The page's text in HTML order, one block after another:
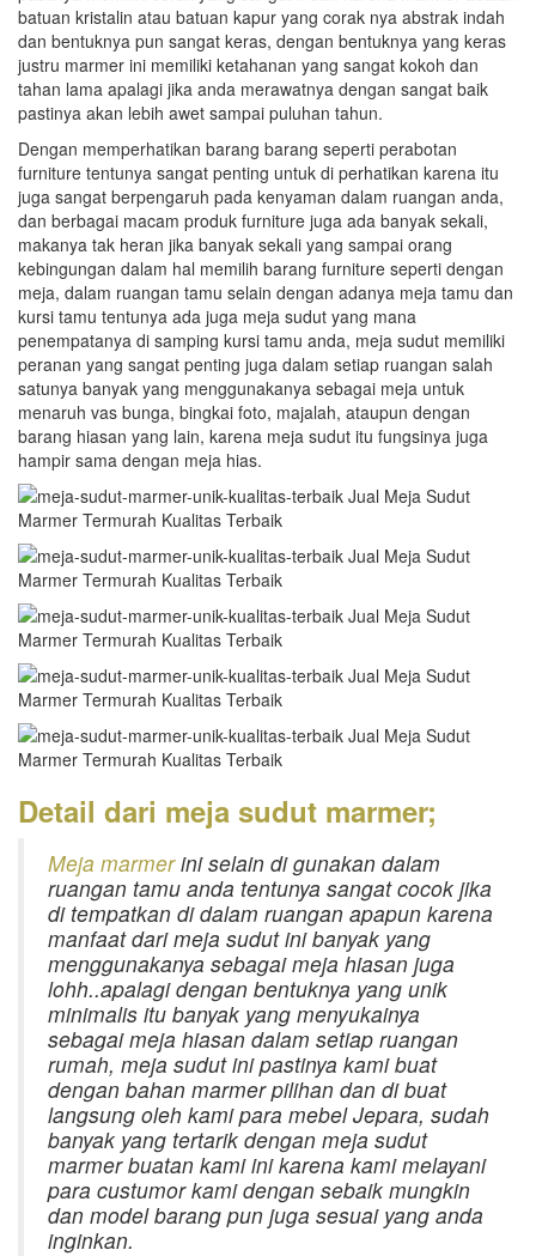
batuan kristalin atau batuan kapur yang corak nya abstrak indah
dan bentuknya pun sangat keras, dengan bentuknya yang keras
justru marmer ini memiliki ketahanan yang sangat kokoh dan
tahan lama apalagi jika anda merawatnya dengan sangat baik
pastinya akan lebih awet sampai puluhan tahun.
Dengan memperhatikan barang barang seperti perabotan
furniture tentunya sangat penting untuk di perhatikan karena itu
juga sangat berpengaruh pada kenyaman dalam ruangan anda,
dan berbagai macam produk furniture juga ada banyak sekali,
makanya tak heran jika banyak sekali yang sampai orang
kebingungan dalam hal memilih barang furniture seperti dengan
meja, dalam ruangan tamu selain dengan adanya meja tamu dan
kursi tamu tentunya ada juga meja sudut yang mana
penempatanya di samping kursi tamu anda, meja sudut memiliki
peranan yang sangat penting juga dalam setiap ruangan salah
satunya banyak yang menggunakanya sebagai meja untuk
menaruh vas bunga, bingkai foto, majalah, ataupun dengan
barang hiasan yang lain, karena meja sudut itu fungsinya juga
hampir sama dengan meja hias.
Detail dari meja sudut marmer;
Meja marmerini selain di gunakan dalam
ruangan tamu anda tentunya sangat cocok jika
di tempatkan di dalam ruangan apapun karena
manfaat dari meja sudut ini banyak yang
menggunakanya sebagai meja hiasan juga
lohh..apalagi dengan bentuknya yang unik
minimalis itu banyak yang menyukainya
sebagai meja hiasan dalam setiap ruangan
rumah, meja sudut ini pastinya kami buat
dengan bahan marmer pilihan dan di buat
langsung oleh kami para mebel Jepara, sudah
banyak yang tertarik dengan meja sudut
marmer buatan kami ini karena kami melayani
para custumor kami dengan sebaik mungkin
dan model barang pun juga sesuai yang anda
inginkan.